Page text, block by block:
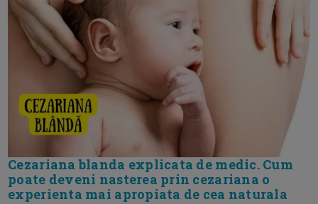
Cezariana blanda explicata de medic. Cum
poate deveni nasterea prin cezariana o
experienta mai apropiata de cea naturala